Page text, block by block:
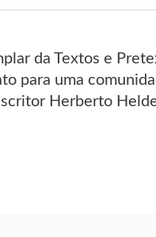
da Textos e
para uma
Herberto